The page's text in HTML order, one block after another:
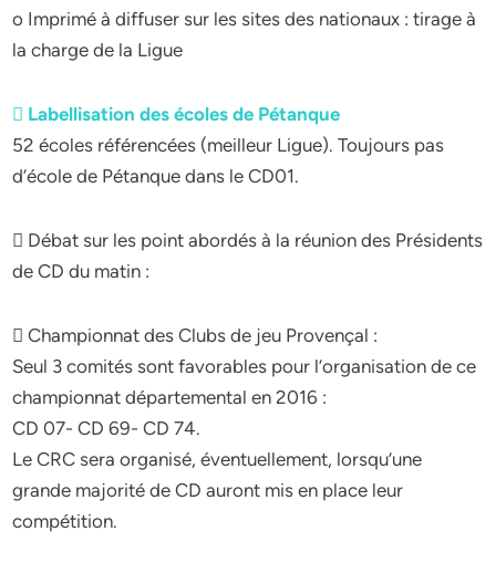
o Imprimé à diffuser sur les sites des nationaux : tirage à
la charge de la Ligue
 Labellisation des écoles de Pétanque
52 écoles référencées (meilleur Ligue). Toujours pas
d’école de Pétanque dans le CD01.
 Débat sur les point abordés à la réunion des Présidents
de CD du matin :
 Championnat des Clubs de jeu Provençal :
Seul 3 comités sont favorables pour l’organisation de ce
championnat départemental en 2016 :
CD 07- CD 69- CD 74.
Le CRC sera organisé, éventuellement, lorsqu’une
grande majorité de CD auront mis en place leur
compétition.